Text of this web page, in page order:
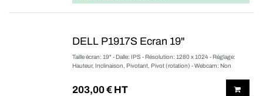
DELL P1917S Ecran 19"
Taille écran: 19" - Dalle: IPS - Résolution: 1280 x 1024 - Réglage:
Hauteur, Inclinaison, Pivotant, Pivot (rotation) - Webcam: Non
203,00€ HT